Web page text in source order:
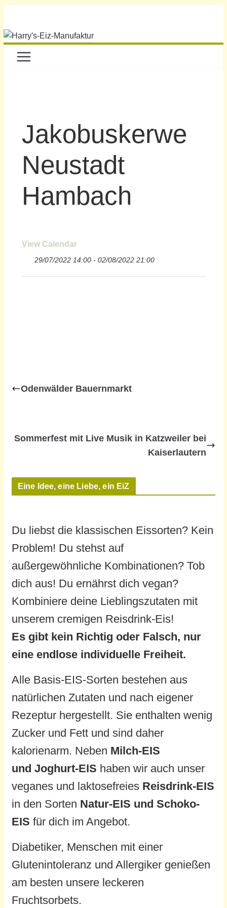
Jakobuskerwe
Neustadt
Hambach
View Calendar
29/07/2022 14:00 - 02/08/2022 21:00
Odenwälder Bauernmarkt
Sommerfest mit Live Musik in Katzweiler bei
Kaiserlautern
Eine Idee, eine Liebe, ein EiZ
Du liebst die klassischen Eissorten? Kein
Problem! Du stehst auf
außergewöhnliche Kombinationen? Tob
dich aus! Du ernährst dich vegan?
Kombiniere deine Lieblingszutaten mit
unserem cremigen Reisdrink-Eis!
Es gibt kein Richtig oder Falsch, nur
eine endlose individuelle Freiheit.
Alle Basis-EIS-Sorten bestehen aus
natürlichen Zutaten und nach eigener
Rezeptur hergestellt. Sie enthalten wenig
Zucker und Fett und sind daher
kalorienarm. Neben Milch-EIS
und Joghurt-EIS haben wir auch unser
veganes und laktosefreies Reisdrink-EIS
in den Sorten Natur-EIS und Schoko-
EIS für dich im Angebot.
Diabetiker, Menschen mit einer
Glutenintoleranz und Allergiker genießen
am besten unsere leckeren
Fruchtsorbets.